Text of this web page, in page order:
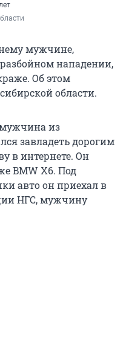
мужчине,
нападении,
Об этом
области.
мужчина из
завладеть дорогим
в интернете. Он
BMW X6. Под
авто он приехал в
НГС, мужчину